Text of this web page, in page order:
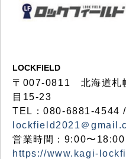
LOCKFIELD
〒007-0811 北海道札
目15-23
TEL：080-6881-4544
lockfield2021＠
営業時間：9:00〜
https://www.kagi-